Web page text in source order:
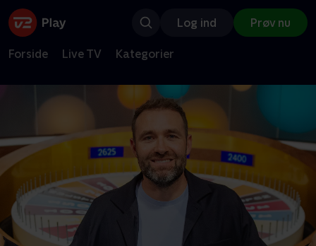
Log ind Prøv nu
Forside Live TV Kategorier